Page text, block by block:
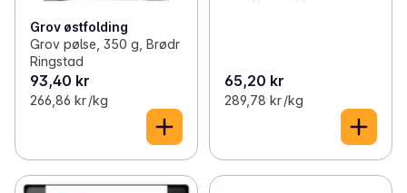
Grov østfolding
Grov pølse, 350 g, Brødr
Ringstad
93,40 kr
266,86 kr /kg
65,20 kr
289,78 kr /kg